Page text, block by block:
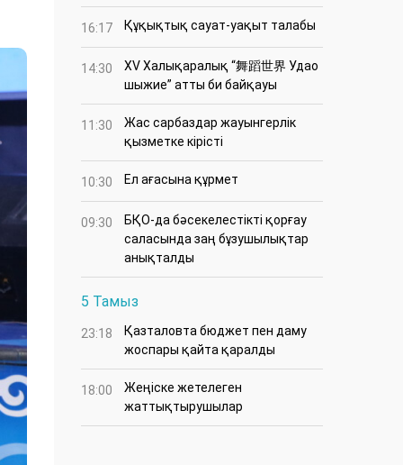
16:17 Құқықтық сауат-уақыт талабы
14:30
XV Халықаралық “舞蹈世界 Удао
шыжие” атты би байқауы
11:30
Жас сарбаздар жауынгерлік
қызметке кірісті
10:30 Ел ағасына құрмет
09:30
БҚО-да бәсекелестікті қорғау
саласында заң бұзушылықтар
анықталды
5 Тамыз
23:18
Қазталовта бюджет пен даму
жоспары қайта қаралды
18:00
Жеңіске жетелеген
жаттықтырушылар